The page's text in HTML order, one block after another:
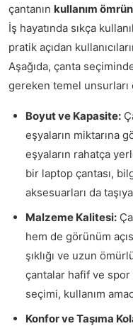
çantanın kullanım
İş hayatında sıkça
pratik açıdan
Aşağıda, çanta
gereken temel unsurları
Boyut ve Kapasite:
eşyaların miktarına
eşyaların rahatça
bir laptop çantası,
aksesuarları da
Malzeme Kalitesi:
hem de görünüm
şıklığı ve uzun
çantalar hafif ve
seçimi, kullanım
Konfor ve Taşıma